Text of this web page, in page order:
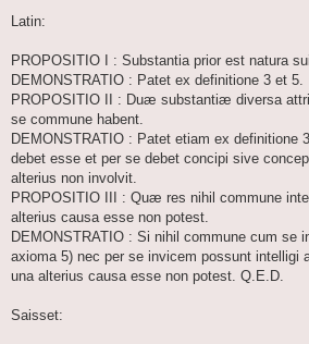
e
s
a
g
e
Latin:
PROPOSITIO I : Substantia prior est natura
DEMONSTRATIO : Patet ex definitione 3 et 5.
PROPOSITIO II : Duæ substantiæ diversa
se commune habent.
DEMONSTRATIO : Patet etiam ex definitione
debet esse et per se debet concipi sive
alterius non involvit.
PROPOSITIO III : Quæ res nihil commune
alterius causa esse non potest.
DEMONSTRATIO : Si nihil commune cum se
axioma 5) nec per se invicem possunt intelligi
una alterius causa esse non potest. Q.E.D.
Saisset: